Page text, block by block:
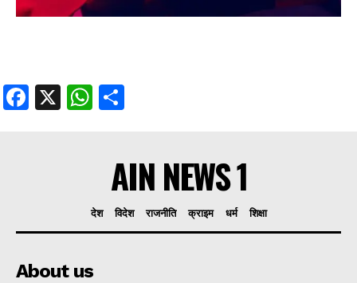
Facebook
X WhatsApp
AIN NEWS 1
देश विदेश राजनीति क्राइम धर्म शिक्षा
About us